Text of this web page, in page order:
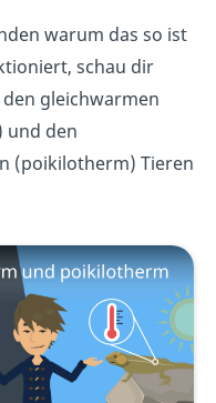
warum das so ist
schau dir
gleichwarmen
und den
(poikilotherm) Tieren